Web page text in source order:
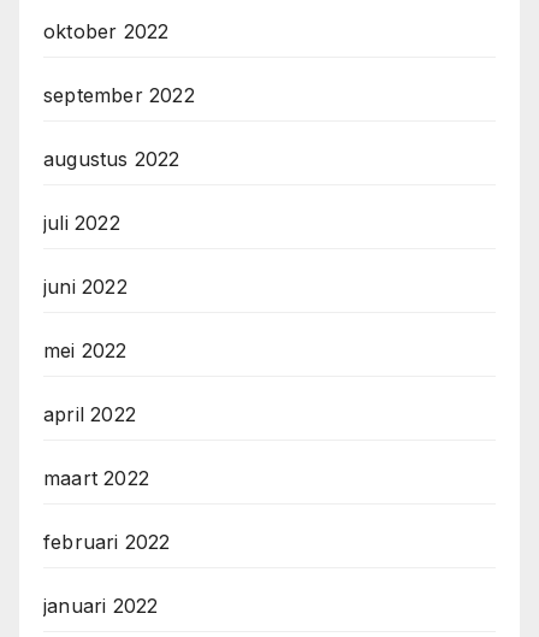
oktober 2022
september 2022
augustus 2022
juli 2022
juni 2022
mei 2022
april 2022
maart 2022
februari 2022
januari 2022